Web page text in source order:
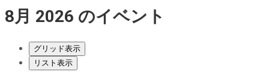
8月 2026 のイベント
グリッド表示
リスト 表示